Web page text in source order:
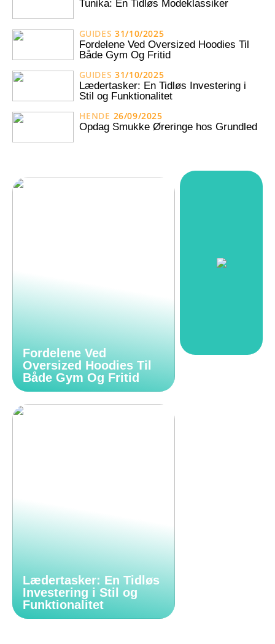
Tunika: En Tidløs Modeklassiker
GUIDES 31/10/2025
Fordelene Ved Oversized Hoodies Til
Både Gym Og Fritid
GUIDES 31/10/2025
Lædertasker: En Tidløs Investering i
Stil og Funktionalitet
HENDE 26/09/2025
Opdag Smukke Øreringe hos Grundled
Fordelene Ved
Oversized Hoodies Til
Både Gym Og Fritid
Lædertasker: En Tidløs
Investering i Stil og
Funktionalitet